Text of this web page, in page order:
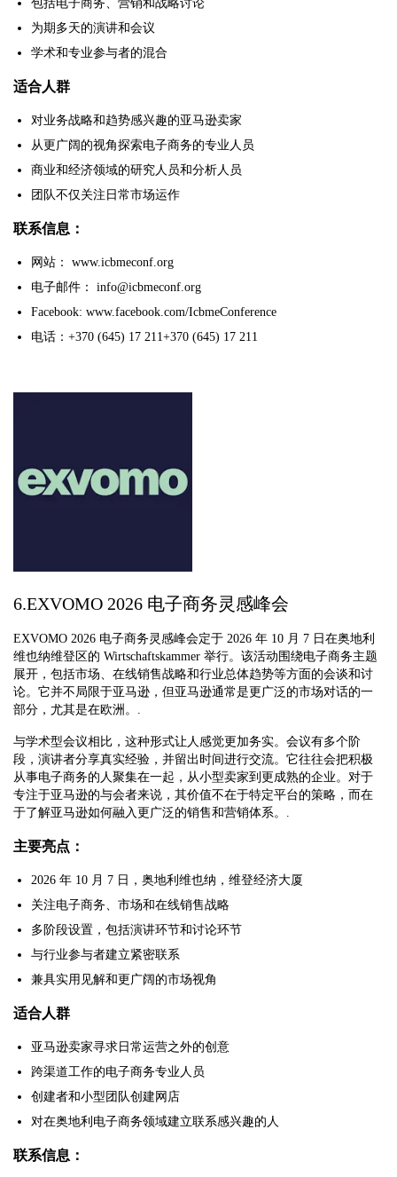
包括电子商务、营销和战略讨论
为期多天的演讲和会议
学术和专业参与者的混合
适合人群
对业务战略和趋势感兴趣的亚马逊卖家
从更广阔的视角探索电子商务的专业人员
商业和经济领域的研究人员和分析人员
团队不仅关注日常市场运作
联系信息：
网站： www.icbmeconf.org
电子邮件： info@icbmeconf.org
Facebook: www.facebook.com/IcbmeConference
电话：+370 (645) 17 211+370 (645) 17 211
6.EXVOMO 2026 电子商务灵感峰会
EXVOMO 2026 电子商务灵感峰会定于 2026 年 10 月 7 日在奥地利
维也纳维登区的 Wirtschaftskammer 举行。该活动围绕电子商务主题
展开，包括市场、在线销售战略和行业总体趋势等方面的会谈和讨
论。它并不局限于亚马逊，但亚马逊通常是更广泛的市场对话的一
部分，尤其是在欧洲。.
与学术型会议相比，这种形式让人感觉更加务实。会议有多个阶
段，演讲者分享真实经验，并留出时间进行交流。它往往会把积极
从事电子商务的人聚集在一起，从小型卖家到更成熟的企业。对于
专注于亚马逊的与会者来说，其价值不在于特定平台的策略，而在
于了解亚马逊如何融入更广泛的销售和营销体系。.
主要亮点：
2026 年 10 月 7 日，奥地利维也纳，维登经济大厦
关注电子商务、市场和在线销售战略
多阶段设置，包括演讲环节和讨论环节
与行业参与者建立紧密联系
兼具实用见解和更广阔的市场视角
适合人群
亚马逊卖家寻求日常运营之外的创意
跨渠道工作的电子商务专业人员
创建者和小型团队创建网店
对在奥地利电子商务领域建立联系感兴趣的人
联系信息：